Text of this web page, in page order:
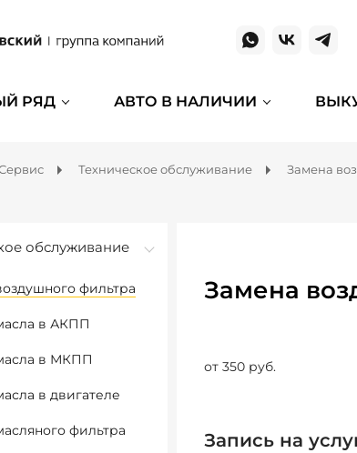
РЯД АВТО В НАЛИЧИИ
Техническое обслуживание Замена
обслуживание
фильтра
в АКПП
в МКПП
в двигателе
фильтра
Замена
от 350 руб.
Запись на